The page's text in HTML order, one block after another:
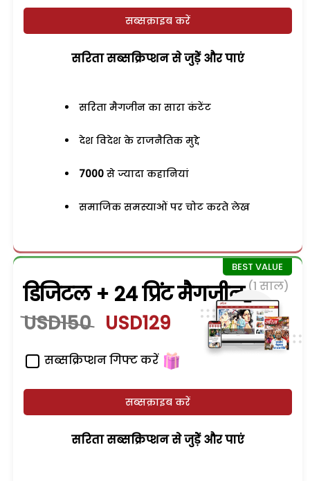
सब्सक्राइब करें
सरिता सब्सक्रिप्शन से जुड़ेें और पाएं
सरिता मैगजीन का सारा कंटेंट
देश विदेश के राजनैतिक मुद्दे
7000 से ज्यादा कहानियां
समाजिक समस्याओं पर चोट करते लेख
डिजिटल + 24 प्रिंट मैगजीन (1 साल)
USD150 USD129
सब्सक्रिप्शन गिफ्ट करें
सब्सक्राइब करें
सरिता सब्सक्रिप्शन से जुड़ेें और पाएं